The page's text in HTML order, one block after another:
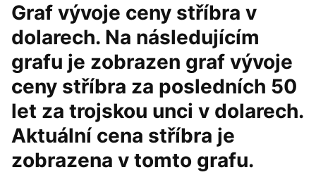
Graf vývoje ceny stříbra v
dolarech. Na následujícím
grafu je zobrazen graf vývoje
ceny stříbra za posledních 50
let za trojskou unci v dolarech.
Aktuální cena stříbra je
zobrazena v tomto grafu.